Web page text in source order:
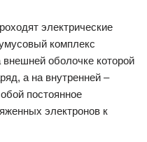
электрические
комплекс
внешней оболочке которой
а на внутренней –
постоянное
электронов к